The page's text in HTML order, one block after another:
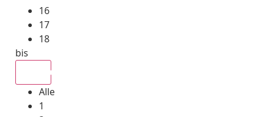
16
17
18
bis
Alle
1